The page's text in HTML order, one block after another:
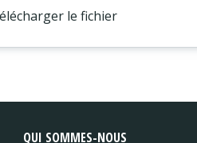
le fichier
QUI SOMMES-NOUS